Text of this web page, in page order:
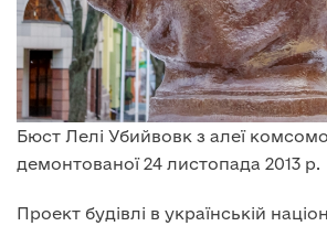
Бюст Лелі Убийвовк з алеї
демонтованої 24 листопада 2013 р.
Проект будівлі в українській